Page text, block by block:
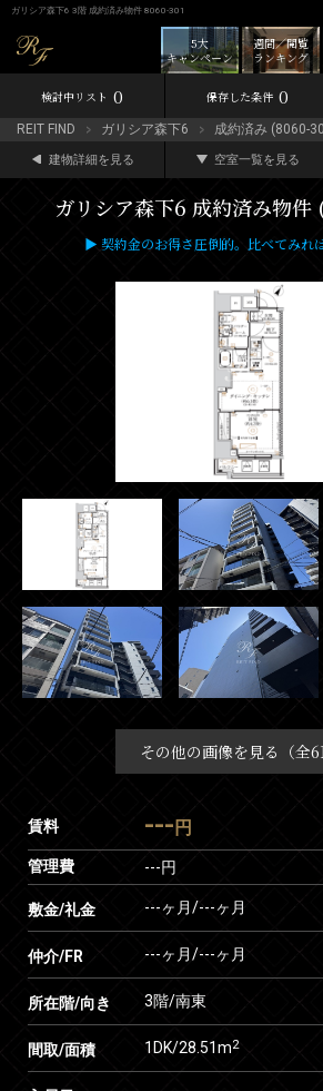
ガリシア森下6 3階 成約済み物件 8060-301
週間／閲覧
ランキング
5大
キャンペーン
検討中リスト 0 保存した条件 0
REIT FIND ガリシア森下6 成約済み (8060-
建物詳細を見る 空室一覧を見る
ガリシア森下6 成約済み物
▶ 契約金のお得さ圧倒的。比べてみれ
その他の画像を見る（全61
賃料 --- 円
管理費 ---円
敷金/礼金 ---ヶ月/---ヶ月
仲介/FR ---ヶ月/---ヶ月
所在階/向き 3階/南東
間取/面積 1DK/28.51m2